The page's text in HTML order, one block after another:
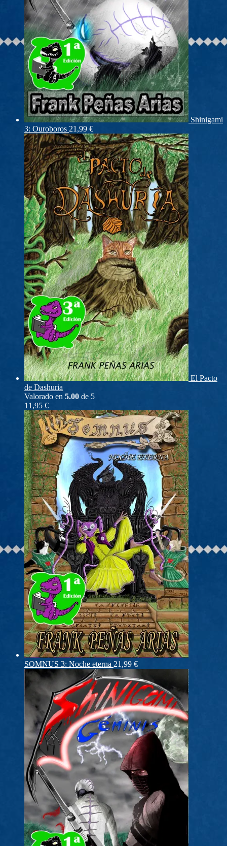
Shinigami
3: Ouroboros 21,99 €
El Pacto
de Dashuria
Valorado en 5.00 de 5
11,95 €
SOMNUS 3: Noche eterna 21,99 €